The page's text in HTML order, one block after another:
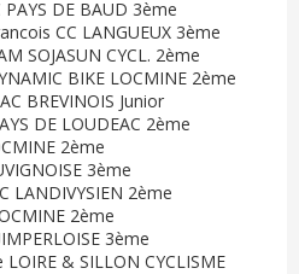
DE BAUD 3ème
CC LANGUEUX 3ème
SOJASUN CYCL. 2ème
BIKE LOCMINE 2ème
BREVINOIS Junior
DE LOUDEAC 2ème
2ème
3ème
LANDIVYSIEN 2ème
2ème
3ème
& SILLON CYCLISME